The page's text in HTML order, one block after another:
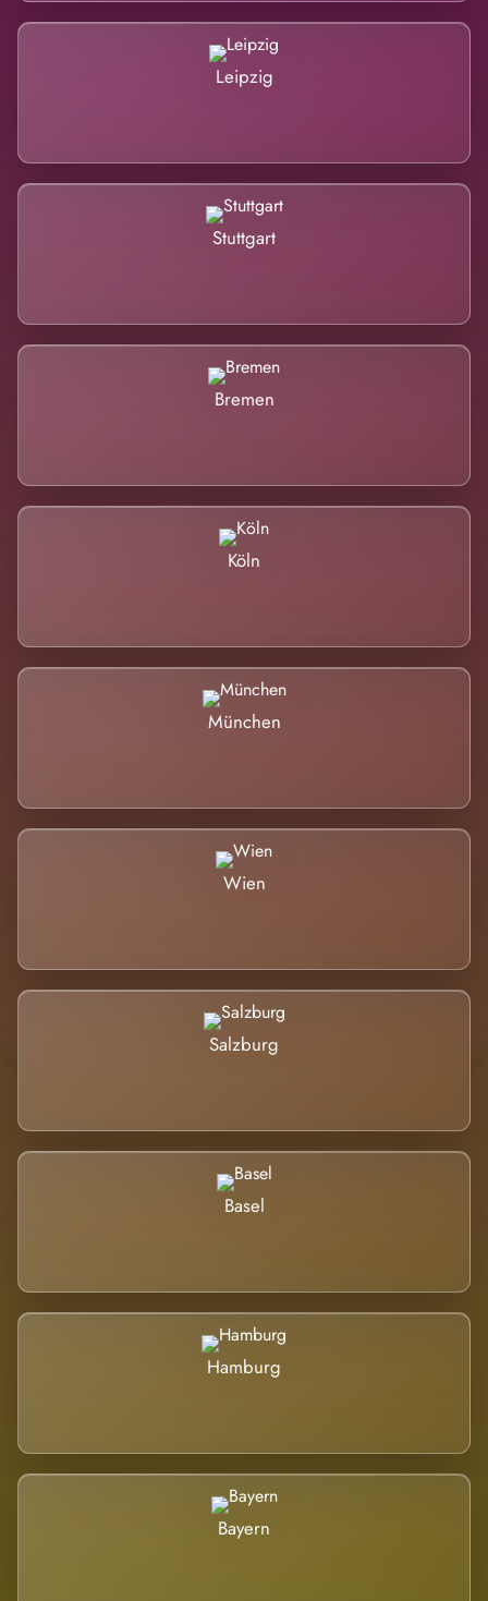
Leipzig
Stuttgart
Bremen
Köln
München
Wien
Salzburg
Basel
Hamburg
Bayern